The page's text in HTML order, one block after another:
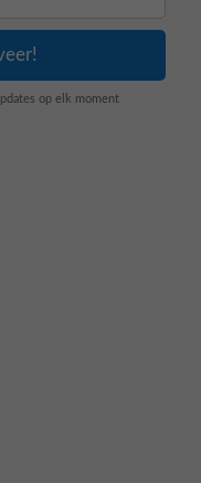
op elk moment